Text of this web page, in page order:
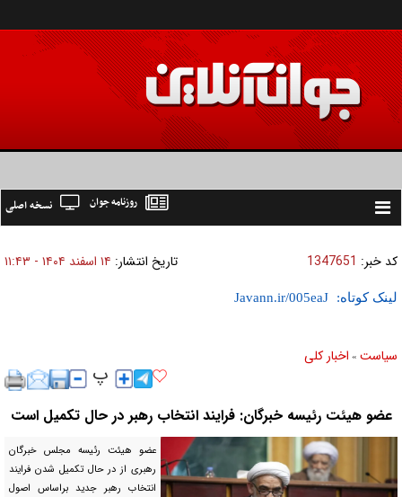
Toggle
نسخه اصلی روزنامه جوان
کد خبر: 1347651 تاریخ انتشار: ۱۴ اسفند ۱۴۰۴ - ۱۱:۴۳
لینک کوتاه:
سیاست » اخبار کلی
عضو هیئت رئیسه خبرگان: فرایند انتخاب رهبر در حال تکمیل است
عضو هیئت رئیسه مجلس خبرگان
رهبری از در حال تکمیل شدن فرایند
انتخاب رهبر جدید براساس اصول